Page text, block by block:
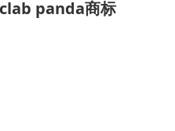
panda商标